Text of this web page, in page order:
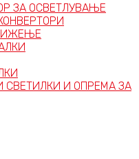
ЗА ОСВЕТЛУВАЊЕ
СВЕТИЛКИ И ОПРЕМА ЗА